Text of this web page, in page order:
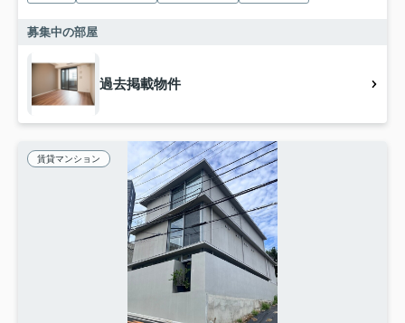
募集中の部屋
過去掲載物件
賃貸マンション